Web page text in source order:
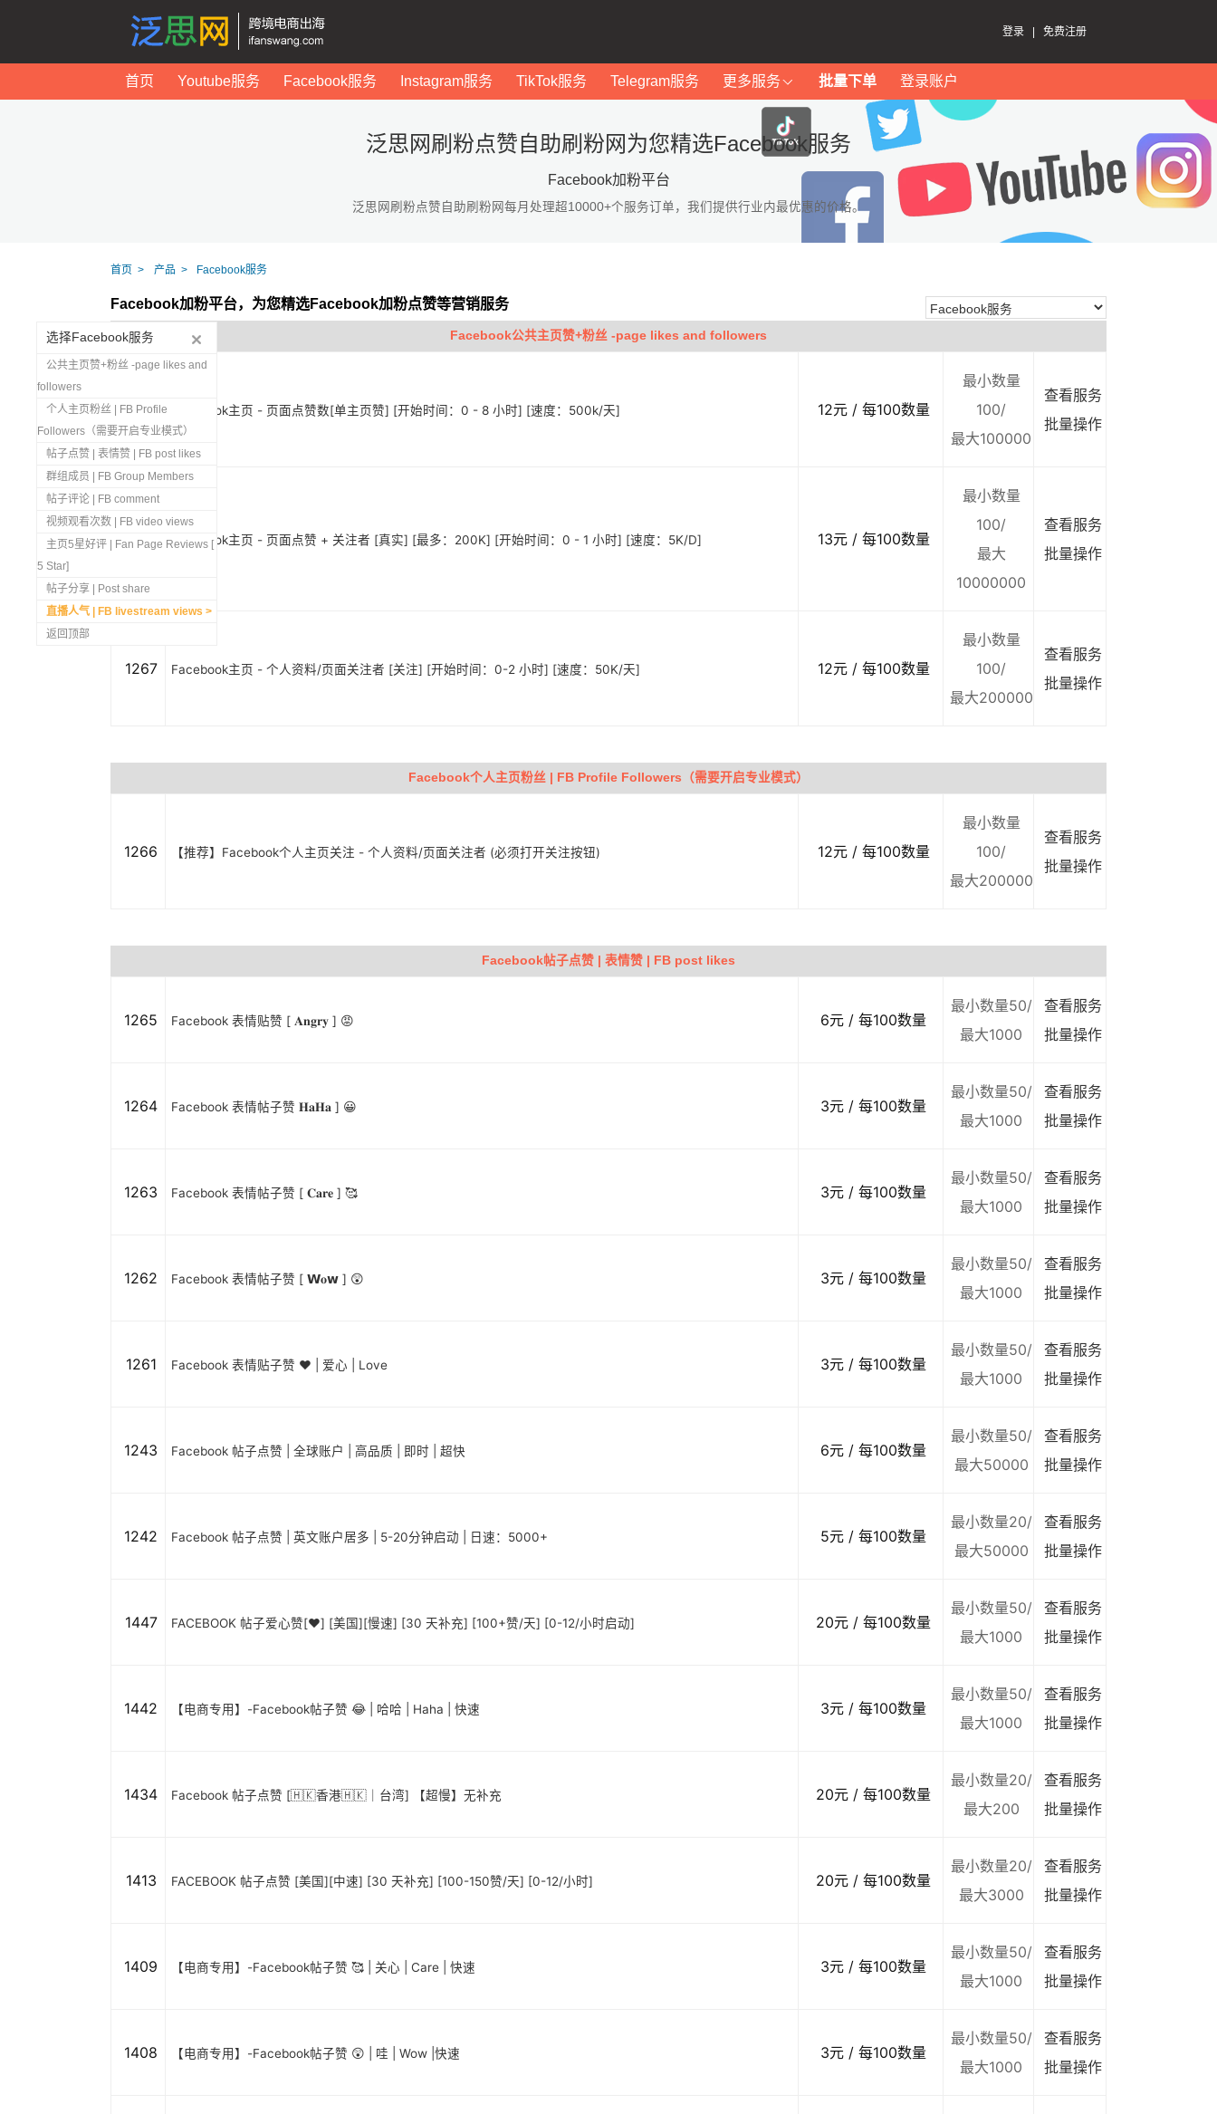
登录 免费注册
首页 Youtube服务 Facebook服务 Instagram服务 TikTok服务 Telegram服务 更多服务 批量下单 登录账户
泛思网刷粉点赞自助刷粉网为您精选Facebook服务
Facebook加粉平台
泛思网刷粉点赞自助刷粉网每月处理超10000+个服务订单，我们提供行业内最优惠的价格。
首页 产品 Facebook服务
Facebook加粉平台，为您精选Facebook加粉点赞等营销服务
Facebook公共主页赞+粉丝 -page likes and followers
1269 Facebook主页 - 页面点赞数[单主页赞] [开始时间：0 - 8 小时] [速度：500k/天] 12元 / 每100数量
最小数量
100/
最大100000
查看服务
批量操作
1268 Facebook主页 - 页面点赞 + 关注者 [真实] [最多：200K] [开始时间：0 - 1 小时] [速度：5K/D] 13元 / 每100数量
最小数量
100/
最大
10000000
查看服务
批量操作
1267 Facebook主页 - 个人资料/页面关注者 [关注] [开始时间：0-2 小时] [速度：50K/天] 12元 / 每100数量
最小数量
100/
最大200000
查看服务
批量操作
Facebook个人主页粉丝 | FB Profile Followers（需要开启专业模式）
1266 【推荐】Facebook个人主页关注 - 个人资料/页面关注者 (必须打开关注按钮) 12元 / 每100数量
最小数量
100/
最大200000
查看服务
批量操作
Facebook帖子点赞 | 表情赞 | FB post likes
1265 Facebook 表情贴赞 [ 𝐀𝐧𝐠𝐫𝐲 ] 😡 6元 / 每100数量
最小数量50/
最大1000
查看服务
批量操作
1264 Facebook 表情帖子赞 𝐇𝐚𝐇𝐚 ] 😀 3元 / 每100数量
最小数量50/
最大1000
查看服务
批量操作
1263 Facebook 表情帖子赞 [ 𝐂𝐚𝐫𝐞 ] 🥰 3元 / 每100数量
最小数量50/
最大1000
查看服务
批量操作
1262 Facebook 表情帖子赞 [ 𝗪𝐨𝘄 ] 😲 3元 / 每100数量
最小数量50/
最大1000
查看服务
批量操作
1261 Facebook 表情贴子赞 ❤️ | 爱心 | Love 3元 / 每100数量
最小数量50/
最大1000
查看服务
批量操作
1243 Facebook 帖子点赞 | 全球账户 | 高品质 | 即时 | 超快 6元 / 每100数量
最小数量50/
最大50000
查看服务
批量操作
1242 Facebook 帖子点赞 | 英文账户居多 | 5-20分钟启动 | 日速：5000+ 5元 / 每100数量
最小数量20/
最大50000
查看服务
批量操作
1447 FACEBOOK 帖子爱心赞[❤️] [美国][慢速] [30 天补充] [100+赞/天] [0-12/小时启动] 20元 / 每100数量
最小数量50/
最大1000
查看服务
批量操作
1442 【电商专用】-Facebook帖子赞 😂 | 哈哈 | Haha | 快速 3元 / 每100数量
最小数量50/
最大1000
查看服务
批量操作
1434 Facebook 帖子点赞 [🇭🇰香港🇭🇰｜台湾] 【超慢】无补充 20元 / 每100数量
最小数量20/
最大200
查看服务
批量操作
1413 FACEBOOK 帖子点赞 [美国][中速] [30 天补充] [100-150赞/天] [0-12/小时] 20元 / 每100数量
最小数量20/
最大3000
查看服务
批量操作
1409 【电商专用】-Facebook帖子赞 🥰 | 关心 | Care | 快速 3元 / 每100数量
最小数量50/
最大1000
查看服务
批量操作
1408 【电商专用】-Facebook帖子赞 😲 | 哇 | Wow |快速 3元 / 每100数量
最小数量50/
最大1000
查看服务
批量操作
选择Facebook服务
公共主页赞+粉丝 -page likes and
followers
个人主页粉丝 | FB Profile
Followers（需要开启专业模式）
帖子点赞 | 表情赞 | FB post likes
群组成员 | FB Group Members
帖子评论 | FB comment
视频观看次数 | FB video views
主页5星好评 | Fan Page Reviews [
5 Star]
帖子分享 | Post share
直播人气 | FB livestream views
返回顶部